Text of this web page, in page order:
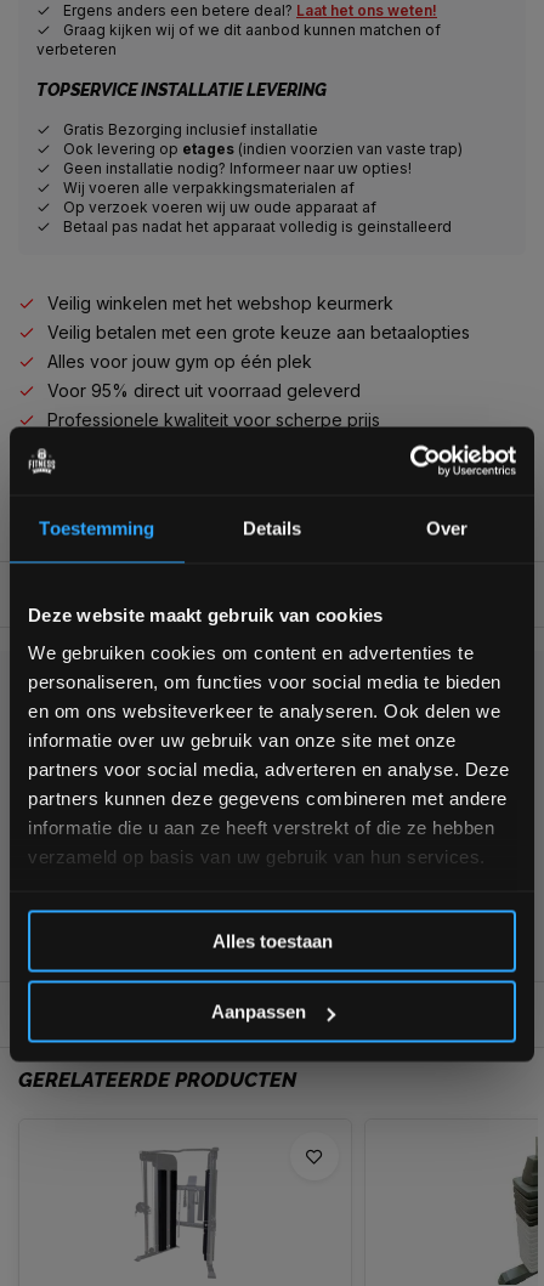
Toestemming Details Over
Deze website maakt gebruik van cookies
We gebruiken cookies om content en advertenties te
personaliseren, om functies voor social media te bieden
en om ons websiteverkeer te analyseren. Ook delen we
informatie over uw gebruik van onze site met onze
partners voor social media, adverteren en analyse. Deze
partners kunnen deze gegevens combineren met andere
informatie die u aan ze heeft verstrekt of die ze hebben
verzameld op basis van uw gebruik van hun services.
Alles toestaan
Aanpassen
Ergens anders een betere deal? Laat het ons weten!
Graag kijken wij of we dit aanbod kunnen matchen of
verbeteren
TOPSERVICE INSTALLATIE LEVERING
Gratis Bezorging inclusief installatie
Ook levering op etages (indien voorzien van vaste trap)
Geen installatie nodig? Informeer naar uw opties!
Wij voeren alle verpakkingsmaterialen af
Op verzoek voeren wij uw oude apparaat af
Betaal pas nadat het apparaat volledig is geinstalleerd
Veilig winkelen met het webshop keurmerk
Veilig betalen met een grote keuze aan betaalopties
Alles voor jouw gym op één plek
Voor 95% direct uit voorraad geleverd
Professionele kwaliteit voor scherpe prijs
Persoonlijk en deskundig advies op maat
KUNNEN WE HELPEN?
+31 (0)24 645 1309
0/10
GERELATEERDE PRODUCTEN
Bam! 5% korting op je volgende
bestelling
Schrijf je in voor onze nieuwsbrief om op de hoogte te
blijven over onze nieuwe producten, deals en meer
interessante info. Ontvang 5% korting op je eerstvolgende
aankoop! 😀
Inschrijven
*Verzendkosten vallen buiten de korting